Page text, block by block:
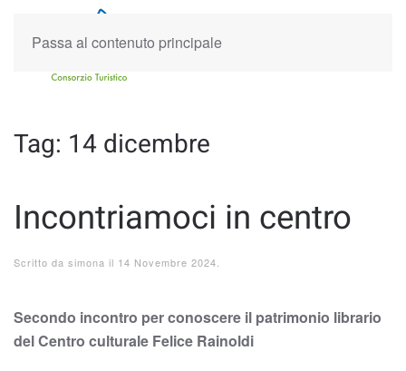
Passa al contenuto principale
Tag: 14 dicembre
Incontriamoci in centro
Scritto da simona il 14 Novembre 2024
Secondo incontro per conoscere il patrimonio librario
del Centro culturale Felice Rainoldi